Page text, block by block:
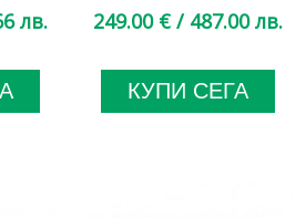
лв. 249.00 € / 487.00 лв.
КУПИ СЕГА